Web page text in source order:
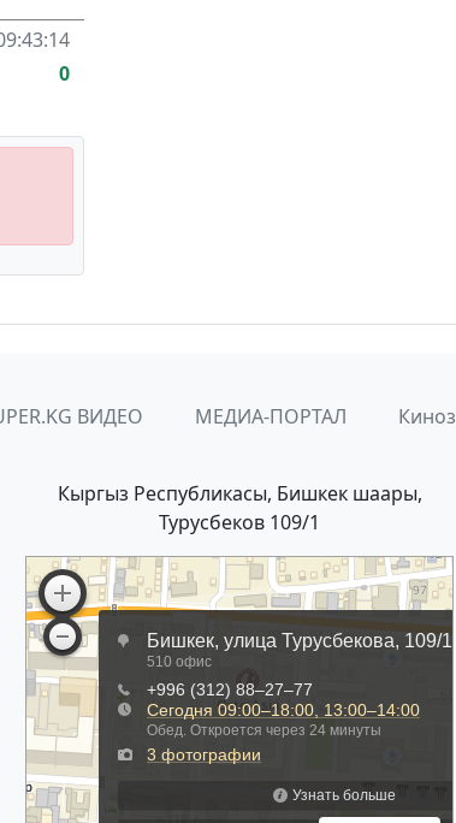
0
ВИДЕО МЕДИА-ПОРТАЛ
Кыргыз Республикасы, Бишкек шаары,
Турусбеков 109/1